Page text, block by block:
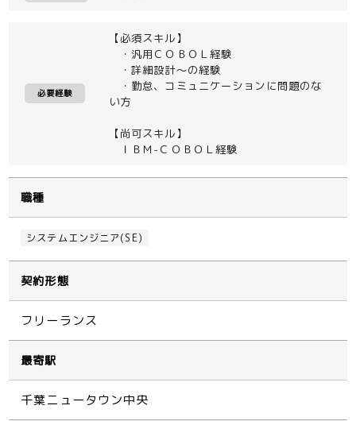
必要経験
【必須スキル】
・汎用ＣＯＢＯＬ経験
・詳細設計～の経験
・勤怠、コミュニケーションに問題のな
い方
【尚可スキル】
ＩＢＭ-ＣＯＢＯＬ経験
職種
システムエンジニア(SE)
契約形態
フリーランス
最寄駅
千葉ニュータウン中央